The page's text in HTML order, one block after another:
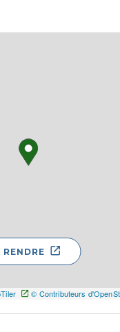
© Contributeurs
RENDRE